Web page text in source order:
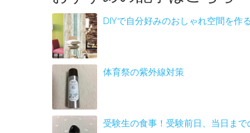
DIYで自分好みのおしゃれ空間を作る
体育祭の紫外線対策
受験生の食事！受験前日、当日まで